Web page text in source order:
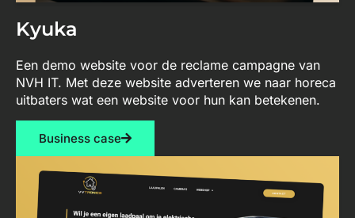
Kyuka
Een demo website voor de reclame campagne van
NVH IT. Met deze website adverteren we naar horeca
uitbaters wat een website voor hun kan betekenen.
Business case